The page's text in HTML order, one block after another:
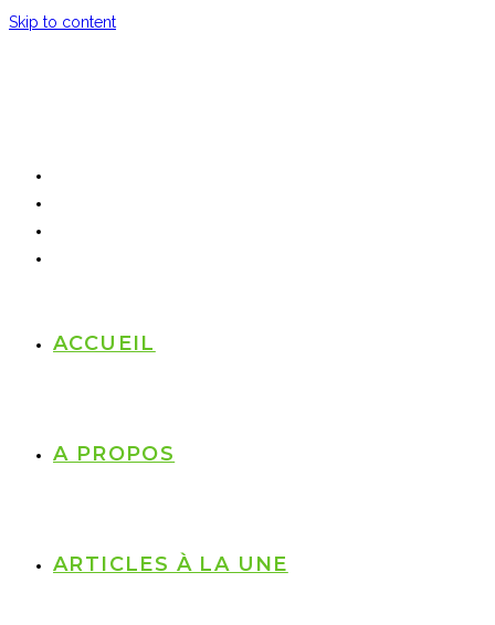
Skip to content
ACCUEIL
A PROPOS
ARTICLES À LA UNE